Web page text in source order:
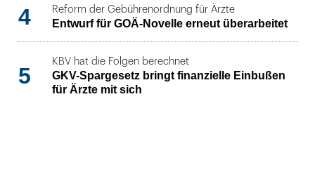
4 Reform der Gebührenordnung für Ärzte
Entwurf für GOÄ-Novelle erneut überarbeitet
5
KBV hat die Folgen berechnet
GKV-Spargesetz bringt finanzielle Einbußen
für Ärzte mit sich